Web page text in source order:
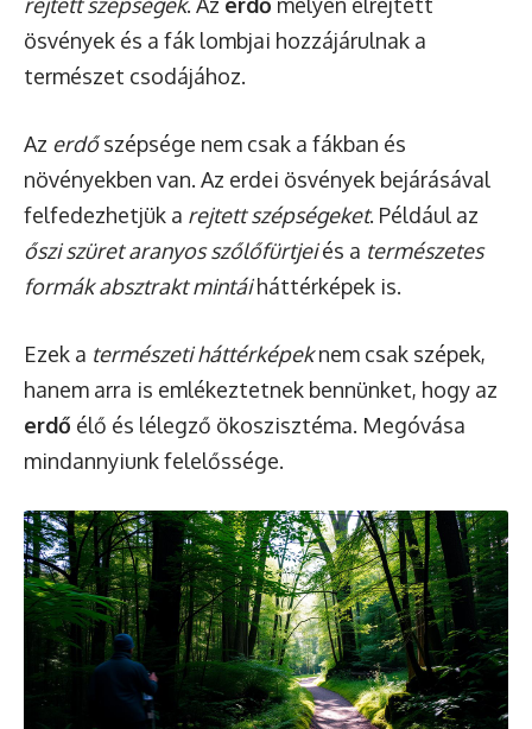
ösvények és a fák lombjai hozzájárulnak a
természet csodájához.
Az erdőszépsége nem csak a fákban és
növényekben van. Az erdei ösvények bejárásával
felfedezhetjük a rejtett szépségeket. Például az
őszi szüret aranyos szőlőfürtjeiés a természetes
formák absztrakt mintáiháttérképek is.
Ezek a természeti háttérképeknem csak szépek,
hanem arra is emlékeztetnek bennünket, hogy az
erdő élő és lélegző ökoszisztéma. Megóvása
mindannyiunk felelőssége.